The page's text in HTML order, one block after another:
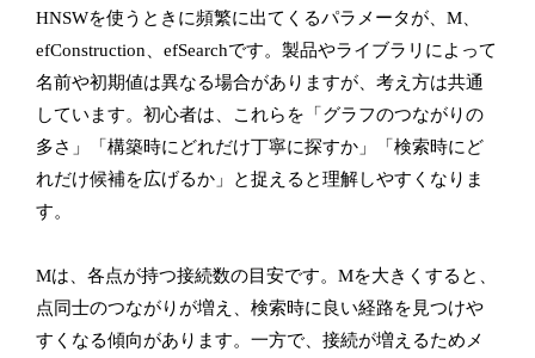
HNSWを使うときに頻繁に出てくるパラメータが、M、
efConstruction、efSearchです。製品やライブラリによって
名前や初期値は異なる場合がありますが、考え方は共通
しています。初心者は、これらを「グラフのつながりの
多さ」「構築時にどれだけ丁寧に探すか」「検索時にど
れだけ候補を広げるか」と捉えると理解しやすくなりま
す。
Mは、各点が持つ接続数の目安です。Mを大きくすると、
点同士のつながりが増え、検索時に良い経路を見つけや
すくなる傾向があります。一方で、接続が増えるためメ